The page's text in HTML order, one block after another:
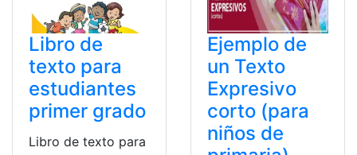
Libro de
texto para
estudiantes
primer grado
Libro de texto para
Ejemplo de
un Texto
Expresivo
corto (para
niños de